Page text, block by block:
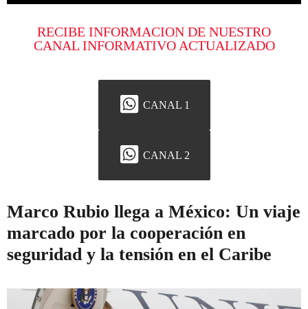
RECIBE INFORMACION DE NUESTRO
CANAL INFORMATIVO ACTUALIZADO
CANAL 1
CANAL 2
Marco Rubio llega a México: Un viaje
marcado por la cooperación en
seguridad y la tensión en el Caribe